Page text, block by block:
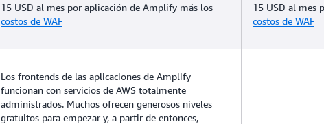
15 USD al mes por aplicación de Amplify más los
costos de WAF
15 USD al mes
costos de WAF
Los frontends de las aplicaciones de Amplify
funcionan con servicios de AWS totalmente
administrados. Muchos ofrecen generosos niveles
gratuitos para empezar y, a partir de entonces,